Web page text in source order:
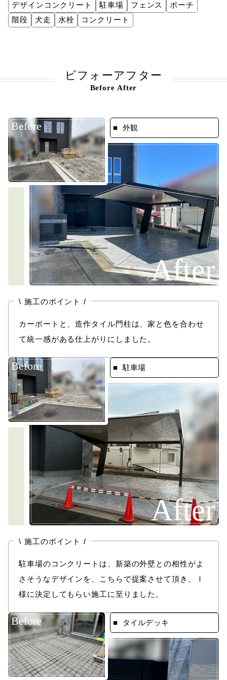
デザインコンクリート
駐車場 フェンス
ポーチ
階段
犬走 水栓 コンクリート
ビフォーアフター
Before After
Before 外観
After
\ 施工のポイント /
カーポートと、造作タイル門柱は、家と色を合わせ
て統一感がある仕上がりにしました。
Before 駐車場
After
\ 施工のポイント /
駐車場のコンクリートは、新築の外壁との相性がよ
さそうなデザインを、こちらで提案させて頂き、Ⅰ
様に決定してもらい施工に至りました。
Before タイルデッキ